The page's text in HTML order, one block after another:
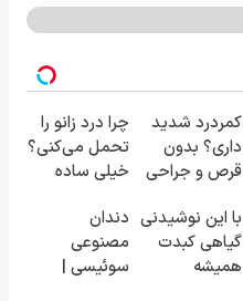
کمردرد شدید
داری؟ بدون
قرص و جراحی
◗پرسش‌نامه◖
چرا درد زانو را
تحمل می‌کنی؟
خیلی ساده
درمانش کن با این نوشیدنی
گیاهی کبدت
همیشه
دندان
مصنوعی
سوئیسی |